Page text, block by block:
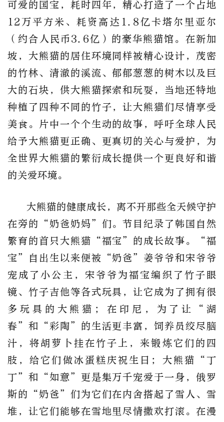
可爱的国宝，耗时四年，精心打造了一个占地
12万平方米、耗资高达1.8亿卡塔尔里亚尔
（约合人民币3.6亿）的豪华熊猫馆。在新加
坡，大熊猫的居住环境同样被精心设计，茂密
的竹林、清澈的溪流、郁郁葱葱的树木以及巨
大的石块，供大熊猫探索和玩耍，当地还特地
种植了四种不同的竹子，让大熊猫们尽情享受
美食。片中一个个生动的故事，呼吁全球人民
给予大熊猫更正确、更真切的关心与爱护，为
全世界大熊猫的繁衍成长提供一个更良好和谐
的关爱环境。
大熊猫的健康成长，离不开那些全天候守护
在旁的“奶爸奶妈”们。节目纪录了韩国自然
繁育的首只大熊猫“福宝”的成长故事。“福
宝”自出生以来便被“奶爸”姜爷爷和宋爷爷
宠成了小公主，宋爷爷为福宝编织了竹子眼
镜、竹子吉他等各式玩具，让它成为了拥有很
多玩具的大熊猫；在印尼，为了让“湖
春”和“彩陶”的生活更丰富，饲养员绞尽脑
汁，将胡萝卜挂在竹子上，来锻炼它们的四
肢，给它们做冰蛋糕庆祝生日；大熊猫“丁
丁”和“如意”更是集万千宠爱于一身，俄罗
斯的“奶爸”们为它们在内舍搭起了雪人、雪
堆，让它们能够在雪地里尽情撒欢打滚。在漫